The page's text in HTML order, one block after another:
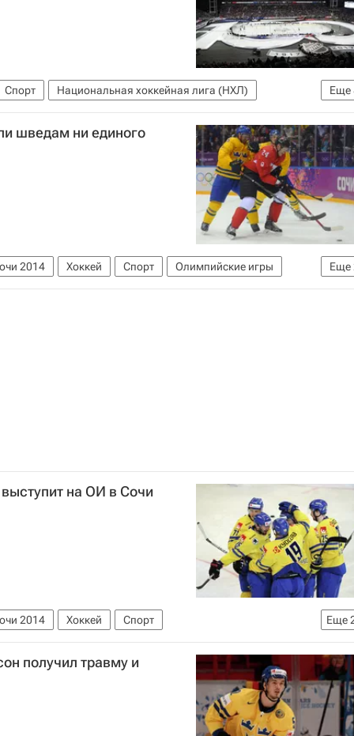
Еще
Спорт
Национальная хоккейная лига (НХЛ)
Лифс Митч Марнер
Коннор Браун
Дилан Ларкин Лео Комаров
шведам ни единого
Еще
2014 Хоккей Спорт
Олимпийские игры
Канада
на ОИ в Сочи
Еще
2014 Хоккей
Спорт
Олимпийские игры
Пер Мортс
Национальная хоккейная лига (НХЛ)
Швеция
Хенрик Таллиндер
Юнас Густавссон
получил травму и